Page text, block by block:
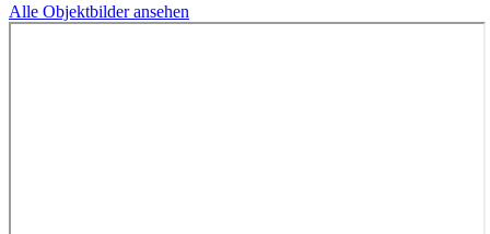
Alle Objektbilder ansehen